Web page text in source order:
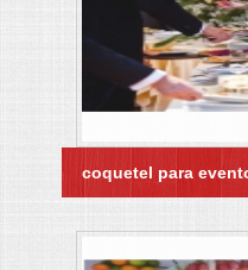
coquetel para